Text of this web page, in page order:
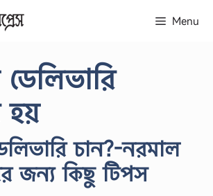
Menu
হয়
চান?-নরমাল
জন্য কিছু টিপস